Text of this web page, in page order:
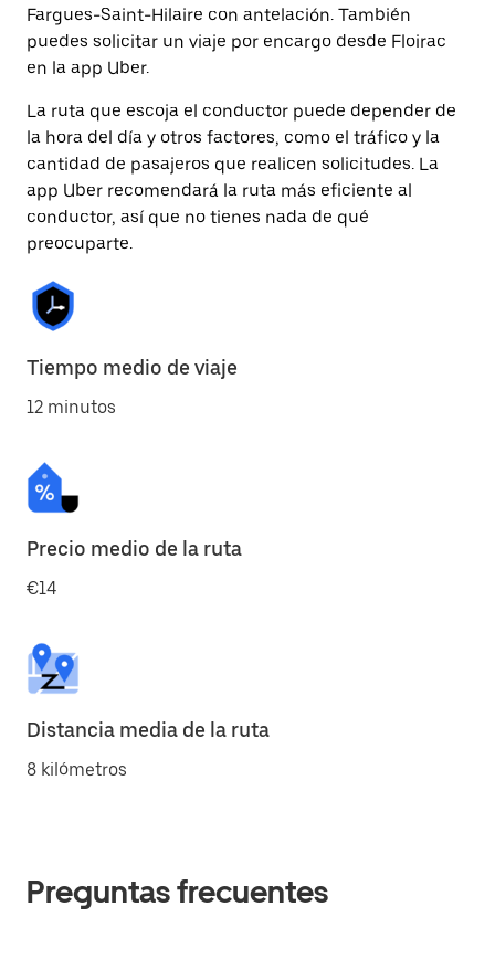
Fargues-Saint-Hilaire con antelación. También
puedes solicitar un viaje por encargo desde Floirac
en la app Uber.
La ruta que escoja el conductor puede depender de
la hora del día y otros factores, como el tráfico y la
cantidad de pasajeros que realicen solicitudes. La
app Uber recomendará la ruta más eficiente al
conductor, así que no tienes nada de qué
preocuparte.
Tiempo medio de viaje
12 minutos
Precio medio de la ruta
€14
Distancia media de la ruta
8 kilómetros
Preguntas frecuentes